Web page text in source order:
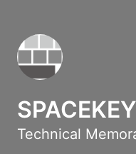
SPACEKEY
Technical